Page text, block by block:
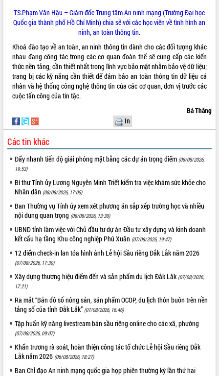
THỐNG KÊ TRUY CẬP
Hôm nay:
38303
Tất cả: 66083626
TS.Phạm Văn Hậu – Giám đốc Trung tâm An ninh mạng (Trường Đại học
Quốc gia thành phố Hồ Chí Minh) chia sẽ với các học viên về tình hình an
ninh, an toàn thông tin.
Khoá đào tạo về an toàn, an ninh thông tin dành cho các đối tượng khác
nhau đang công tác trong các cơ quan đoàn thể sẽ cung cấp các kiến
thức nền tảng, cần thiết nhất trong lĩnh vực bảo mật nhằm bảo vệ dữ liệu;
trang bị các kỹ năng cần thiết để đảm bảo an toàn thông tin dữ liệu cá
nhân và hệ thống công nghệ thông tin của các cơ quan, đơn vị trước các
cuộc tấn công của tin tặc.
Bá Thăng
In
Các tin khác
Đẩy nhanh tiến độ giải phóng mặt bằng các dự án trọng điểm (08/08/2026,
19:53)
Bí thư Tỉnh ủy Lương Nguyễn Minh Triết kiểm tra việc khám sức khỏe cho
Nhân dân (08/08/2026, 17:05)
Ban Thường vụ Tỉnh ủy xem xét phương án sắp xếp trường học và nhiều
nội dung quan trọng (08/08/2026, 13:30)
UBND tỉnh làm việc với Chủ đầu tư dự án Đầu tư xây dựng và kinh doanh
kết cấu hạ tầng Khu công nghiệp Phú Xuân (07/08/2026, 19:47)
12 điểm check-in lan tỏa hình ảnh Lễ hội Sầu riêng Đắk Lắk năm 2026
(07/08/2026, 17:30)
Xây dựng thương hiệu điểm đến và sản phẩm du lịch Đắk Lắk (07/08/2026,
17:21)
Ra mắt “Bản đồ số nông sản, sản phẩm OCOP, du lịch thôn buôn trên nền
tảng số của tỉnh Đắk Lắk” (07/08/2026, 16:46)
Tập huấn kỹ năng livestream bán sầu riêng online cho các xã, phường
(07/08/2026, 09:07)
Khẩn trương rà soát, hoàn thiện công tác tổ chức Lễ hội Sầu riêng Đắk
Lắk năm 2026 (06/08/2026, 18:27)
Ban Chỉ đạo An ninh mạng quốc gia họp phiên thường kỳ lần thứ hai